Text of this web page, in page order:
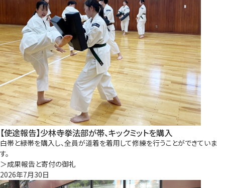
【使途報告】少林寺拳法部が帯、キックミットを購入
白帯と緑帯を購入し、全員が道着を着用して修練を行うことができていま
す。
＞成果報告と寄付の御礼
2026年7月30日